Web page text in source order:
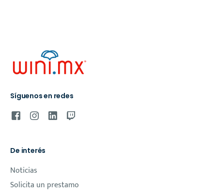
Síguenos en redes
De interés
Noticias
Solicita un prestamo